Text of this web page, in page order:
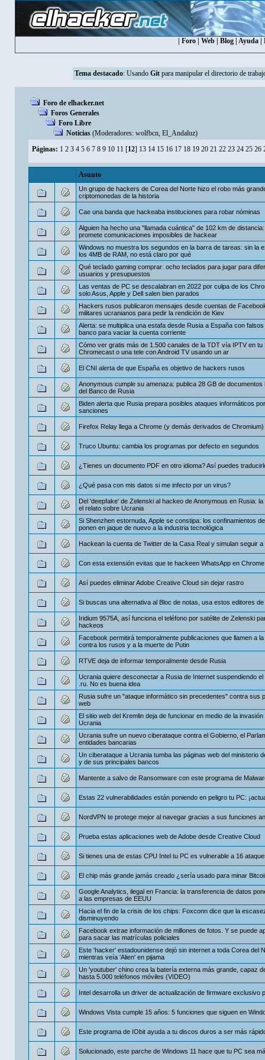
Foro Web Blog Ayuda
Tema destacado: Usando Git para manipular el directorio de
Foro de elhacker.net
Foros Generales
Foro Libre
Noticias (Moderadores: wolfbcn, El_Andaluz)
Páginas: 1 2 3 4 5 6 7 8 9 10 11 [12] 13 14 15 16 17 18 19 20 21 22 23 24 25 26
Asunto
Un grupo de hackers de Corea del Norte hizo el robo más
criptomonedas de la historia
Cae una banda que hackeaba instituciones para robar nóminas
Alguien ha hecho una "llamada cuántica" de 102 km de
promete comunicaciones imposibles de hackear
Windows no muestra los segundos en la barra de tareas: sin la
los 4MB de RAM, no está claro por qué
Qué teclado gaming comprar: ocho teclados para jugar para
usuarios y presupuestos
Las ventas de PC se descalabran en 2022 por culpa de los
solo Asus, Apple y Dell salen bien parados
Hackers rusos publicaron mensajes desde cuentas de
militares ucranianos para pedir la rendición de Kiev
Alerta: se multiplica una estafa desde Rusia a España con
banco para vaciar la cuenta corriente
Cómo ver gratis más de 1.500 canales de la TDT vía IPTV en tu
Chromecast o una tele con Android TV usando un ar
El CNI alerta de que España es objetivo de hackers rusos
Anonymous cumple su amenaza: publica 28 GB de documentos
del Banco de Rusia
Biden alerta que Rusia prepara posibles ataques informáticos
sanciones
Firefox Relay llega a Chrome (y demás derivados de Chromium)
Truco Ubuntu: cambia los programas por defecto en segundos
¿Tienes un documento PDF en otro idioma? Así puedes
¿Qué pasa con mis datos si me infecto por un virus?
Del 'deepfake' de Zelenski al hackeo de Anonymous en Rusia: la
el relato sobre Ucrania
Si Shenzhen estornuda, Apple se constipa: los confinamientos
ponen en jaque de nuevo a la industria tecnológica
Hackean la cuenta de Twitter de la Casa Real y simulan seguir a
Con esta extensión evitas que te hackeen WhatsApp en
Así puedes eliminar Adobe Creative Cloud sin dejar rastro
Si buscas una alternativa al Bloc de notas, usa estos editores
Iridium 9575A, así funciona el teléfono por satélite de Zelenski
hackeos
Facebook permitirá temporalmente publicaciones que llamen a
contra los rusos y a la muerte de Putin
RTVE deja de informar temporalmente desde Rusia
Ucrania quiere desconectar a Rusia de Internet suspendiendo el
.ru. No es buena idea
Rusia sufre un "ataque informático sin precedentes" contra sus
web
El sitio web del Kremlin deja de funcionar en medio de la
Ucrania
Ucrania sufre un nuevo ciberataque contra el Gobierno, el
entidades bancarias
Un ciberataque a Ucrania tumba las páginas web del ministerio
y de sus principales bancos
Mantente a salvo de Ransomware con este programa de
Estas 22 vulnerabilidades están poniendo en peligro tu PC:
NordVPN te protege mejor al navegar gracias a sus funciones
Prueba estas aplicaciones web de Adobe desde Creative Cloud
Si tienes una de estas CPU Intel tu PC es vulnerable a 16
El chip más grande jamás creado ¿sería usado para minar
Google Analytics, ilegal en Francia: la transferencia de datos
a las empresas de EEUU
Hacia el fin de la crisis de los chips: Foxconn dice que la
disminuyendo
Facebook extrae información de millones de fotos. Y se puede
para sacar las matrículas policiales
Este 'hacker' estadounidense dejó sin internet a toda Corea del
mientras veía 'Alien' en pijama
Un 'youtuber' chino crea la batería externa más grande, capaz
hasta 5.000 teléfonos móviles (VIDEO)
Intel desarrolla un driver de actualización de firmware exclusivo
Windows Vista cumple 15 años: 5 funciones que siguen en
Este programa de IObit ayuda a tu discos duros a ser más
Solucionado, este parche de Windows 11 hace que tu PC sea